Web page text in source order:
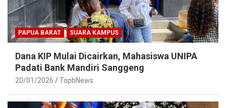
PAPUA BARAT SUARA KAMPUS
Dana KIP Mulai Dicairkan, Mahasiswa UNIPA
Padati Bank Mandiri Sanggeng
20/01/2026 TopbNews